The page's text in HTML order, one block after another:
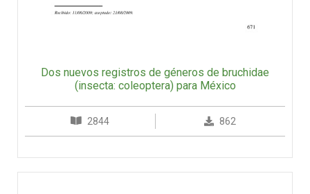
Dos nuevos registros de géneros de bruchidae
(insecta: coleoptera) para México
2844 862